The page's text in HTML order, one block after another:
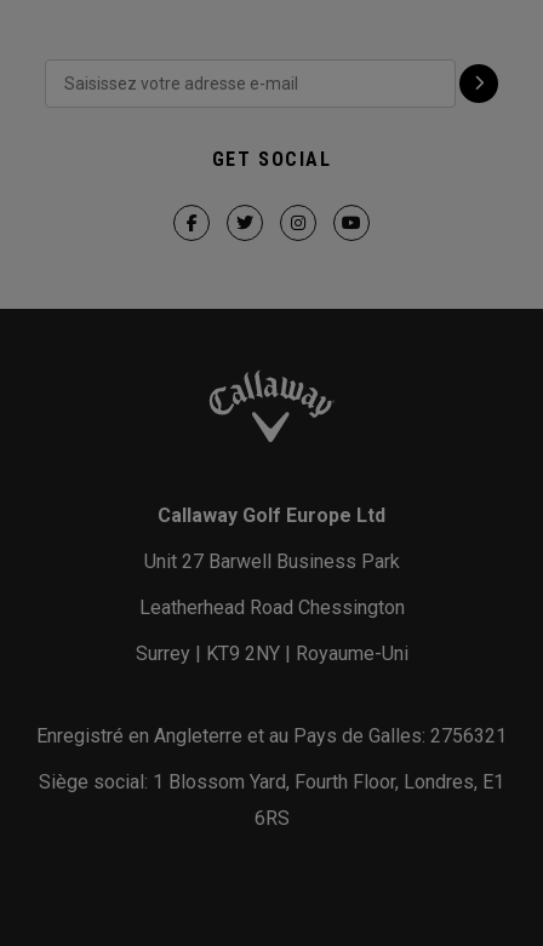
GET SOCIAL
Callaway Golf Europe Ltd
Unit 27 Barwell Business Park
Leatherhead Road Chessington
Surrey | KT9 2NY | Royaume-Uni
Enregistré en Angleterre et au Pays de Galles: 2756321
Siège social: 1 Blossom Yard, Fourth Floor, Londres, E1
6RS